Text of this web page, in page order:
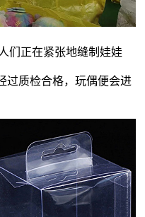
们正在紧张地缝制娃娃
过质检合格，玩偶便会进